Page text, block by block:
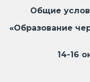
Общие
«Образование
14-16